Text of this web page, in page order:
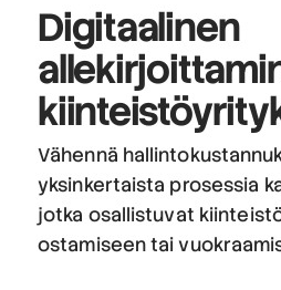
Digitaalinen
Vähennä
yksinkertaista prosessia
jotka osallistuvat
ostamiseen tai